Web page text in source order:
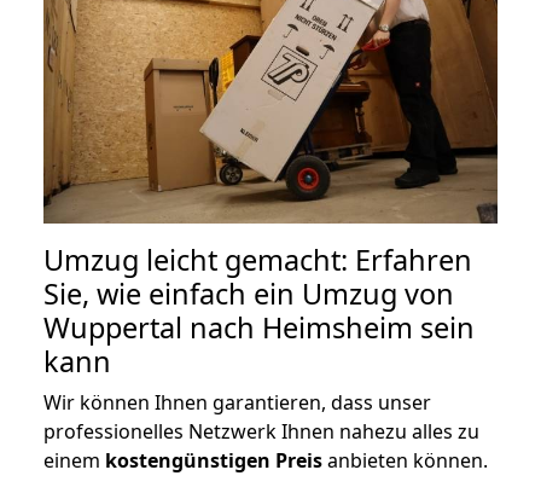
Umzug leicht gemacht: Erfahren
Sie, wie einfach ein Umzug von
Wuppertal nach Heimsheim sein
kann
Wir können Ihnen garantieren, dass unser
professionelles Netzwerk Ihnen nahezu alles zu
einem kostengünstigen Preisanbieten können.